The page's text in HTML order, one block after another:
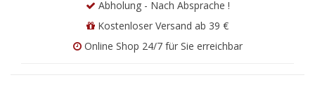
Abholung - Nach Absprache !
Kostenloser Versand ab 39 €
Online Shop 24/7 für Sie erreichbar